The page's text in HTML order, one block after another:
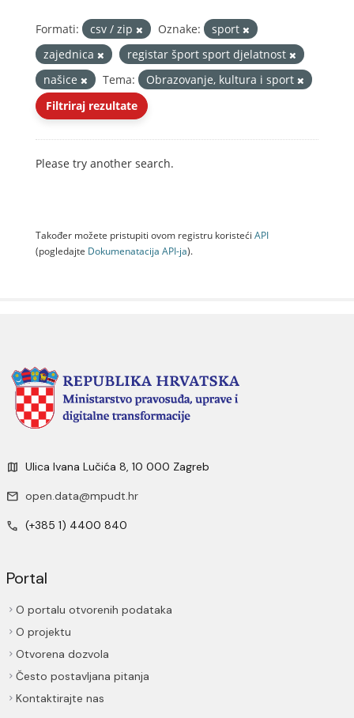
Formati: csv / zip Oznake:
sport
zajednica
registar šport sport djelatnost
našice
Tema:
Obrazovanje, kultura i sport
Filtriraj rezultate
Please try another search.
Također možete pristupiti ovom registru koristeći API
(pogledajte Dokumenаtаcijа API-jа).